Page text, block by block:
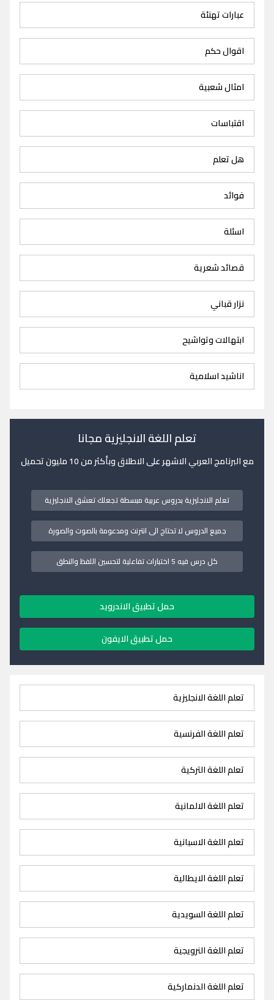
عبارات تهنئة
اقوال حكم
امثال شعبية
اقتباسات
هل تعلم
فوائد
اسئلة
قصائد شعرية
نزار قباني
ابتهالات وتواشيح
اناشيد اسلامية
تعلم اللغة الانجليزية مجانا
مع البرنامج العربي الاشهر على الاطلاق وبأكثر من 10 مليون تحميل
تعلم الانجليزية بدروس عربية مبسطة تجعلك تعشق الانجليزية
جميع الدروس لا تحتاج الى انترنت ومدعومة بالصوت والصورة
كل درس فيه 5 اختبارات تفاعلية لتحسين اللفظ والنطق
حمل تطبيق الاندرويد
حمل تطبيق الايفون
تعلم اللغة الانجليزية
تعلم اللغة الفرنسية
تعلم اللغة التركية
تعلم اللغة الالمانية
تعلم اللغة الاسبانية
تعلم اللغة الايطالية
تعلم اللغة السويدية
تعلم اللغة النرويجية
تعلم اللغة الدنماركية